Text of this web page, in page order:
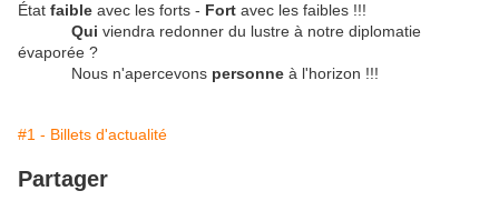
État faible avec les forts - Fort avec les faibles !!!
Qui viendra redonner du lustre à notre diplomatie
évaporée ?
Nous n'apercevons personne à l'horizon !!!
#1 - Billets d'actualité
Partager